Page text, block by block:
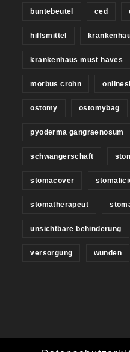
buntebeutel ced
hilfsmittel
krankenhaus must haves
morbus crohn
ostomy ostomybag
pyoderma gangraenosum
schwangerschaft
stomacover
stomatherapeut
unsichtbare behinderung
versorgung wunden